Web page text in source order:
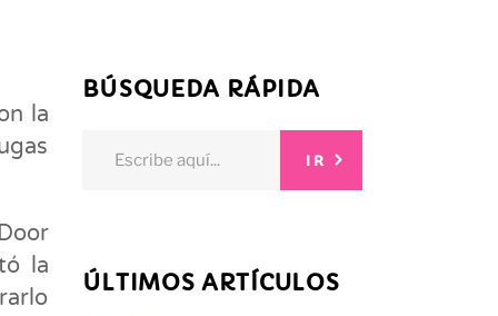
la
la
BÚSQUEDA RÁPIDA
IR
ÚLTIMOS ARTÍCULOS